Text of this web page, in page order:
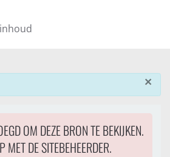
×
OM DEZE BRON TE BEKIJKEN.
MET DE SITEBEHEERDER.